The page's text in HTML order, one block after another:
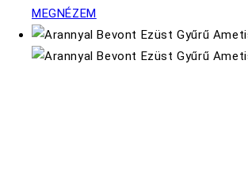
MEGNÉZEM